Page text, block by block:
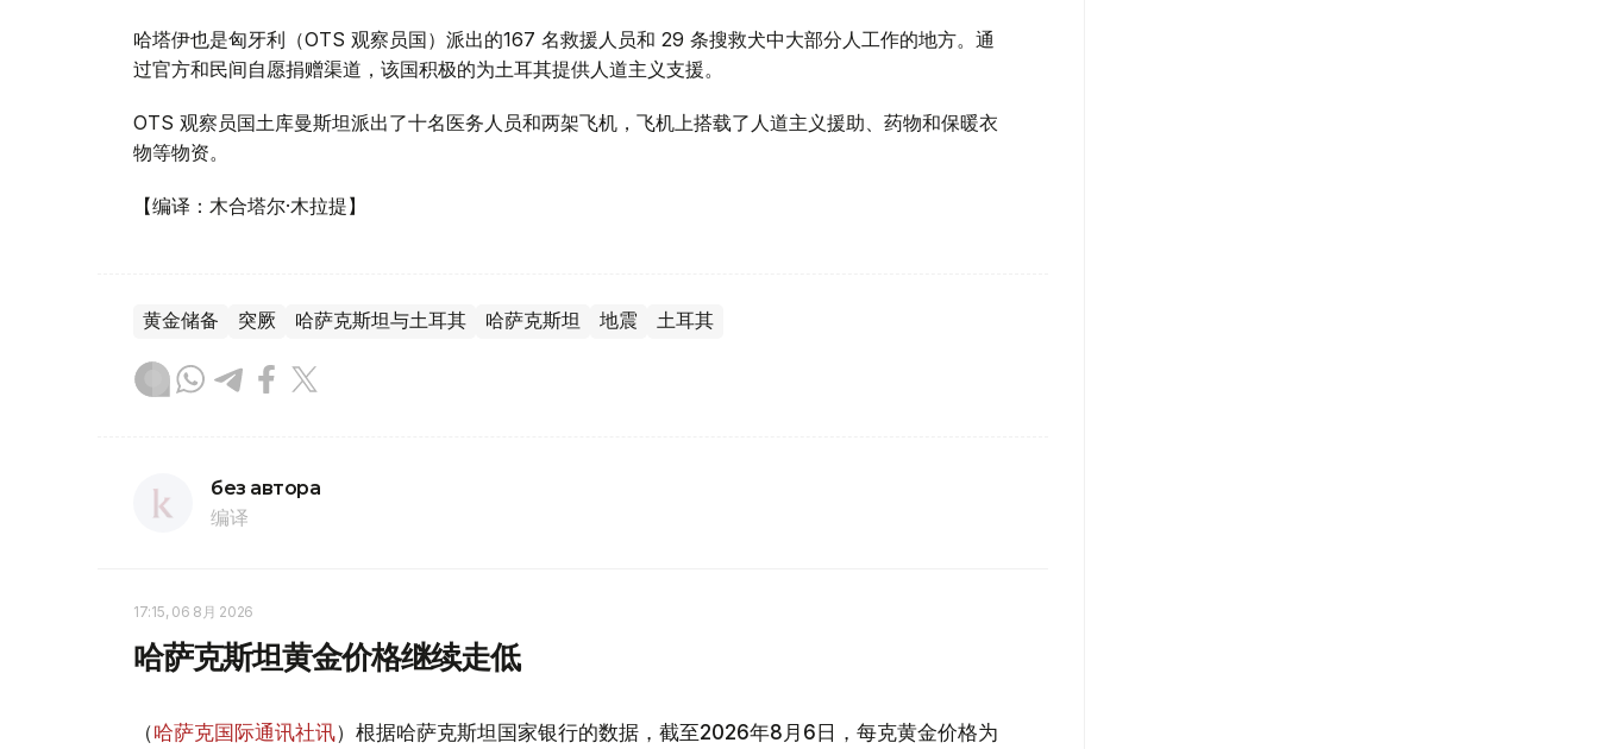
哈塔伊也是匈牙利（OTS 观察员国）派出的167 名救援人员和 29 条搜救犬中大部分人工作的地方。通
过官方和民间自愿捐赠渠道，该国积极的为土耳其提供人道主义支援。
OTS 观察员国土库曼斯坦派出了十名医务人员和两架飞机，飞机上搭载了人道主义援助、药物和保暖衣
物等物资。
【编译：木合塔尔·木拉提】
黄金储备 突厥 哈萨克斯坦与土耳其 哈萨克斯坦 地震 土耳其
без автора
编译
17:15, 06 8月 2026
哈萨克斯坦黄金价格继续走低
（哈萨克国际通讯社讯）根据哈萨克斯坦国家银行的数据，截至2026年8月6日，每克黄金价格为